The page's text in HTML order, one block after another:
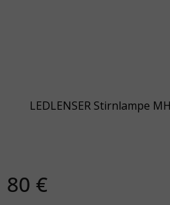
LEDLENSER Stirnlampe
80 €